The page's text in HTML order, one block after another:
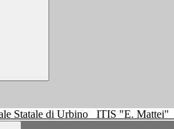
ITIS "E. Mattei"